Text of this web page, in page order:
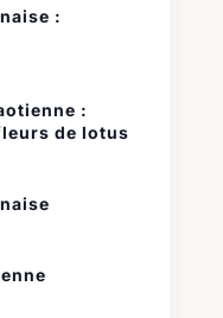
:
:
de lotus